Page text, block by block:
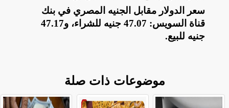
سعر الدولار مقابل الجنيه المصري في بنك
قناة السويس: 47.07 جنيه للشراء، و47.17
جنيه للبيع.
موضوعات ذات صلة